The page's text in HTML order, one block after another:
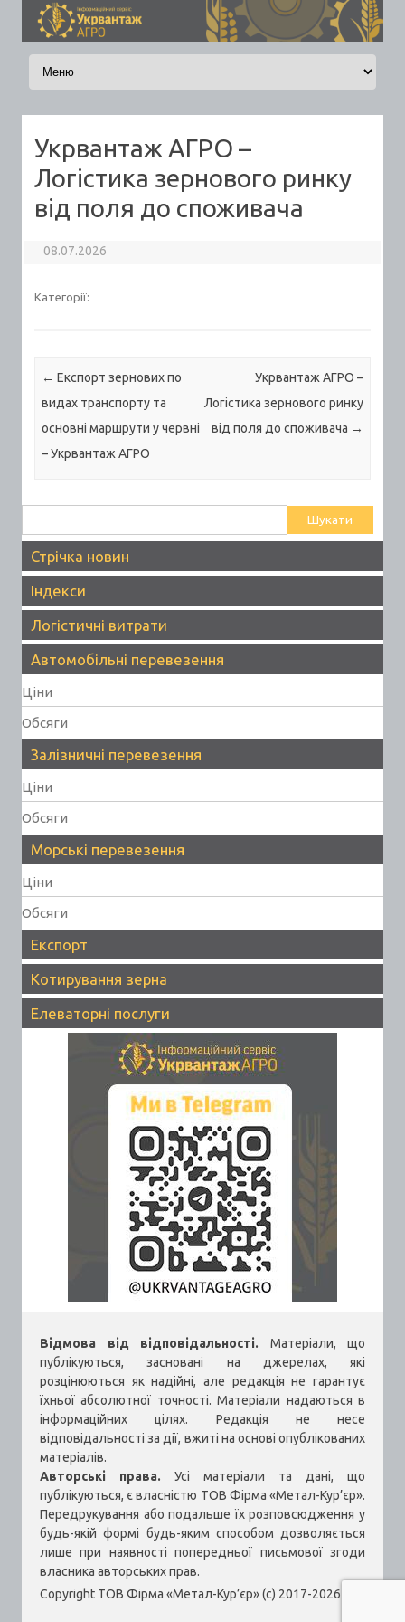
Skip to content
Укрвантаж АГРО –
Логістика зернового ринку
від поля до споживача
08.07.2026
Категорії:
Post navigation
← Експорт зернових по
видах транспорту та
основні маршрути у червні
– Укрвантаж АГРО
Укрвантаж АГРО –
Логістика зернового ринку
від поля до споживача →
Стрічка новин
Індекси
Логістичні витрати
Автомобільні перевезення
Ціни
Обсяги
Залізничні перевезення
Ціни
Обсяги
Морські перевезення
Ціни
Обсяги
Експорт
Котирування зерна
Елеваторні послуги
Відмова від відповідальності. Матеріали, що
публікуються, засновані на джерелах, які
розцінюються як надійні, але редакція не гарантує
їхньої абсолютної точності. Матеріали надаються в
інформаційних цілях. Редакція не несе
відповідальності за дії, вжиті на основі опублікованих
матеріалів.
Авторські права. Усі матеріали та дані, що
публікуються, є власністю ТОВ Фірма «Метал-Кур’єр».
Передрукування або подальше їх розповсюдження у
будь-якій формі будь-яким способом дозволяється
лише при наявності попередньої письмової згоди
власника авторських прав.
Copyright ТОВ Фірма «Метал-Кур’єр» (c) 2017-2026